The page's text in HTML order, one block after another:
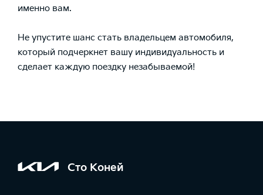
именно вам.
Не упустите шанс стать владельцем автомобиля,
который подчеркнет вашу индивидуальность и
сделает каждую поездку незабываемой!
Сто Коней